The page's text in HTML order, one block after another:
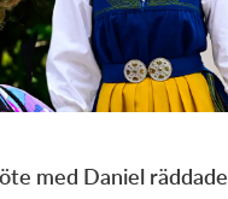
med Daniel räddade